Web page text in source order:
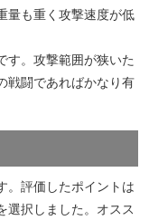
量も重く攻撃速度が低
す。攻撃範囲が狭いた
戦闘であればかなり有
。評価したポイントは
選択しました。オスス